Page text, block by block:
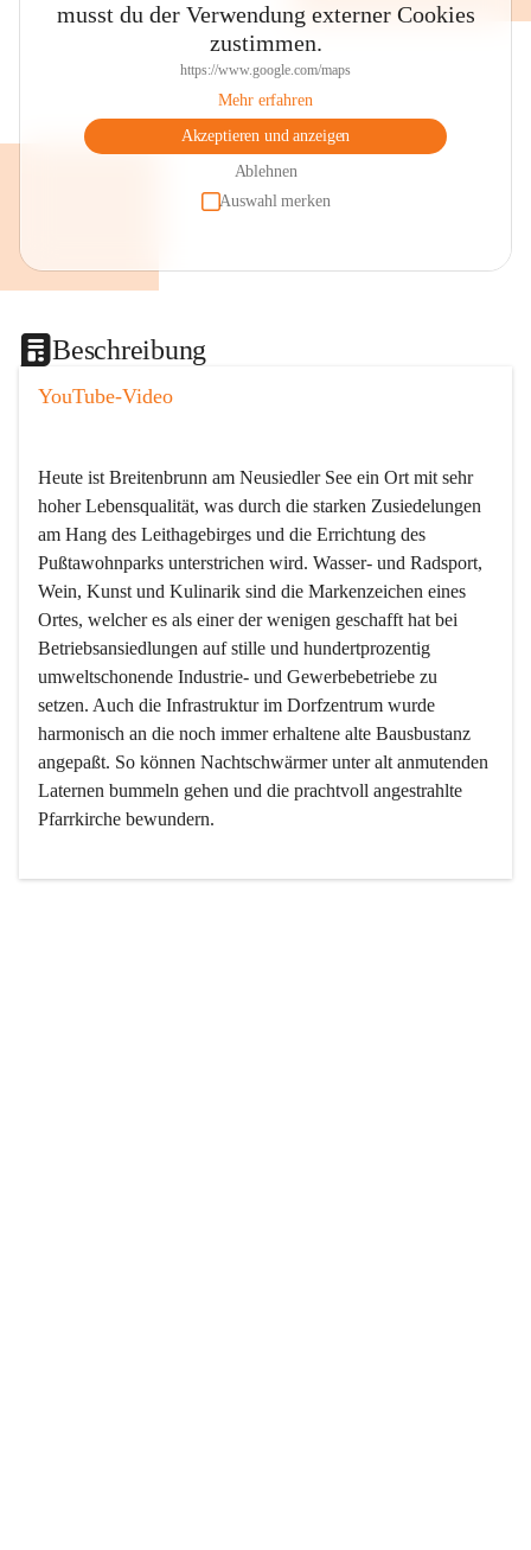
musst du der Verwendung externer Cookies
zustimmen.
https://www.google.com/maps
Mehr erfahren
Akzeptieren und anzeigen
Ablehnen
Auswahl merken
Beschreibung
YouTube-Video
Heute ist Breitenbrunn am Neusiedler See ein Ort mit sehr
hoher Lebensqualität, was durch die starken Zusiedelungen
am Hang des Leithagebirges und die Errichtung des
Pußtawohnparks unterstrichen wird. Wasser- und Radsport,
Wein, Kunst und Kulinarik sind die Markenzeichen eines
Ortes, welcher es als einer der wenigen geschafft hat bei
Betriebsansiedlungen auf stille und hundertprozentig
umweltschonende Industrie- und Gewerbebetriebe zu
setzen. Auch die Infrastruktur im Dorfzentrum wurde
harmonisch an die noch immer erhaltene alte Bausbustanz
angepaßt. So können Nachtschwärmer unter alt anmutenden
Laternen bummeln gehen und die prachtvoll angestrahlte
Pfarrkirche bewundern.
Der Weinbau dominert heute nicht mehr, ist aber integrativer